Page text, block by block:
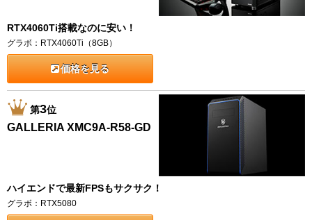
RTX4060Ti搭載なのに安い！
グラボ：RTX4060Ti（8GB）
価格を見る
第3位
GALLERIA XMC9A-R58-GD
ハイエンドで最新FPSもサクサク！
グラボ：RTX5080